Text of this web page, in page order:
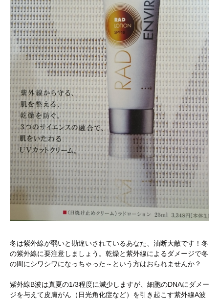
冬は紫外線が弱いと勘違いされているあなた、油断大敵です！冬
の紫外線に要注意しましょう。乾燥と紫外線によるダメージで冬
の間にシワシワになっちゃった～という方はおられませんか？
紫外線B波は真夏の1/3程度に減少しますが、細胞のDNAにダメー
ジを与えて皮膚がん（日光角化症など）を引き起こす紫外線A波